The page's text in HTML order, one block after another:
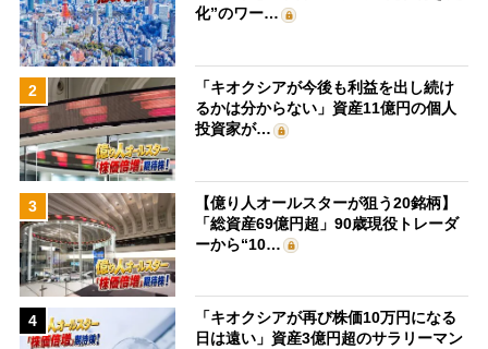
化”のワー…
2
「キオクシアが今後も利益を出し続け
るかは分からない」資産11億円の個人
投資家が…
3
【億り人オールスターが狙う20銘柄】
「総資産69億円超」90歳現役トレーダ
ーから“10…
4
「キオクシアが再び株価10万円になる
日は遠い」資産3億円超のサラリーマン